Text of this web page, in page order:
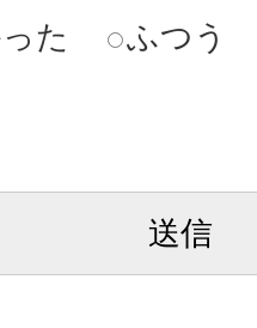
た
ふつう